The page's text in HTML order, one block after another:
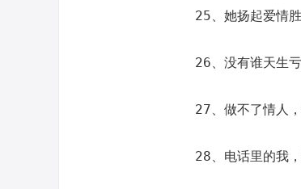
25、她扬起爱情
26、没有谁天生亏
27、做不了情人，
28、电话里的我